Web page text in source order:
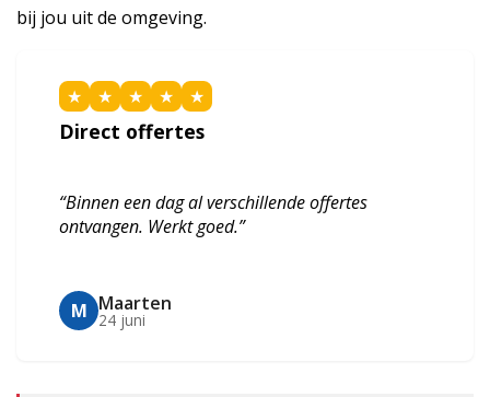
bij jou uit de omgeving.
★ ★ ★ ★ ★
Direct offertes
“Binnen een dag al verschillende offertes
ontvangen. Werkt goed.”
M Maarten
24 juni